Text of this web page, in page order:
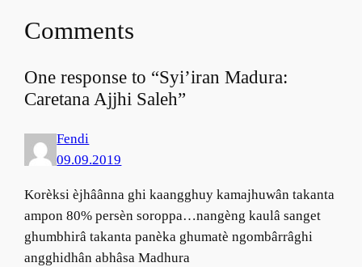
Comments
One response to “Syi’iran Madura:
Caretana Ajjhi Saleh”
Fendi
09.09.2019
Korèksi èjhâânna ghi kaangghuy kamajhuwân takanta
ampon 80% persèn soroppa…nangèng kaulâ sanget
ghumbhirâ takanta panèka ghumatè ngombârrâghi
angghidhân abhâsa Madhura